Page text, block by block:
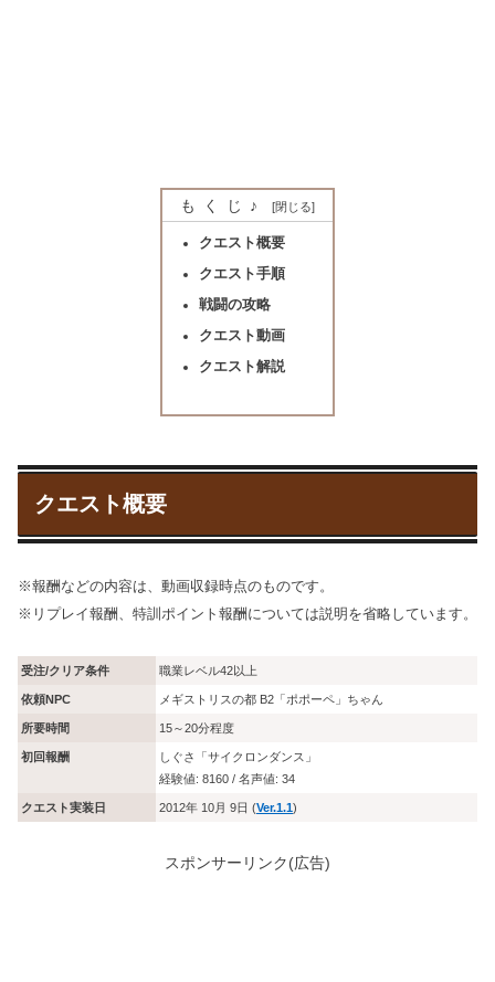
もくじ♪
クエスト概要
クエスト手順
戦闘の攻略
クエスト動画
クエスト解説
クエスト概要
※報酬などの内容は、動画収録時点のものです。
※リプレイ報酬、特訓ポイント報酬については説明を省略しています。
受注/クリア条件 職業レベル42以上
依頼NPC メギストリスの都 B2「ポポーペ」ちゃん
所要時間 15～20分程度
初回報酬
しぐさ「サイクロンダンス」
経験値: 8160 / 名声値: 34
クエスト実装日 2012年 10月 9日 (Ver.1.1)
スポンサーリンク(広告)